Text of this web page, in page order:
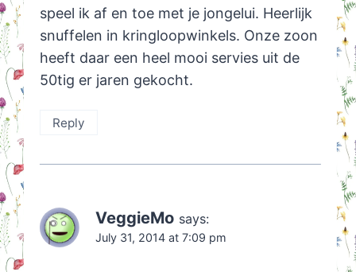
speel ik af en toe met je jongelui. Heerlijk
snuffelen in kringloopwinkels. Onze zoon
heeft daar een heel mooi servies uit de
50tig er jaren gekocht.
Reply
VeggieMo says:
July 31, 2014 at 7:09 pm